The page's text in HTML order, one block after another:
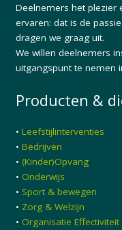
Deelnemers het plezier
ervaren: dat is de
dragen we graag uit.
We willen deelnemers
uitgangspunt te nemen
Producten &
• Leefstijlinterventies
• Bedrijven
• (Kinder)Opvang
• Onderwijs
• Sport & bewegen
• Zorg & Welzijn
• Organisatie Effectiviteit